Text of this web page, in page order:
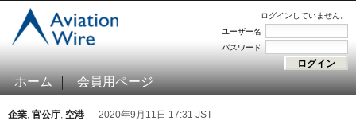
ログインしていません。
ユーザー名
パスワード
ホーム 会員用ページ
企業, 官公庁, 空港 — 2020年9月11日 17:31 JST